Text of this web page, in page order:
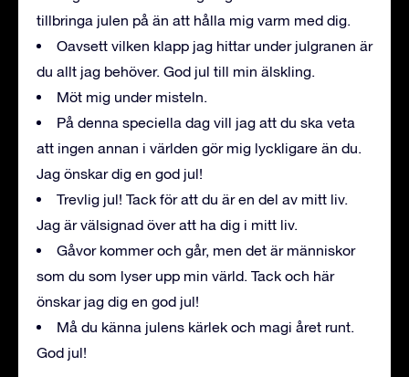
tillbringa julen på än att hålla mig varm med dig.
Oavsett vilken klapp jag hittar under julgranen är
du allt jag behöver. God jul till min älskling.
Möt mig under misteln.
På denna speciella dag vill jag att du ska veta
att ingen annan i världen gör mig lyckligare än du.
Jag önskar dig en god jul!
Trevlig jul! Tack för att du är en del av mitt liv.
Jag är välsignad över att ha dig i mitt liv.
Gåvor kommer och går, men det är människor
som du som lyser upp min värld. Tack och här
önskar jag dig en god jul!
Må du känna julens kärlek och magi året runt.
God jul!